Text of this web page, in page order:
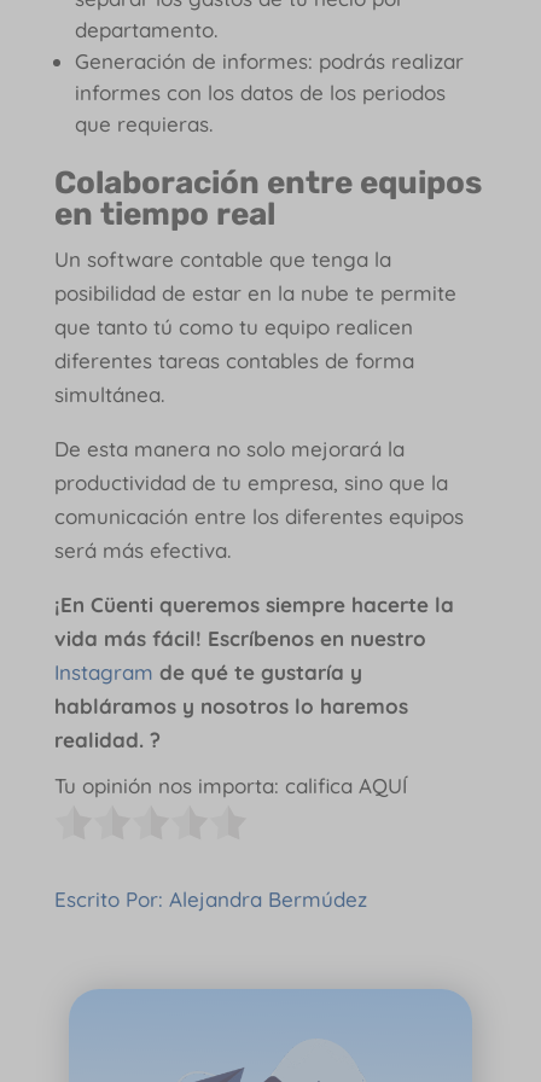
departamento.
Generación de informes: podrás realizar
informes con los datos de los periodos
que requieras.
Colaboración entre equipos
en tiempo real
Un software contable que tenga la
posibilidad de estar en la nube te permite
que tanto tú como tu equipo realicen
diferentes tareas contables de forma
simultánea.
De esta manera no solo mejorará la
productividad de tu empresa, sino que la
comunicación entre los diferentes equipos
será más efectiva.
¡En Cüenti queremos siempre hacerte la
vida más fácil! Escríbenos en nuestro
Instagram de qué te gustaría y
habláramos y nosotros lo haremos
realidad. ?
Tu opinión nos importa: califica AQUÍ
Escrito Por: Alejandra Bermúdez